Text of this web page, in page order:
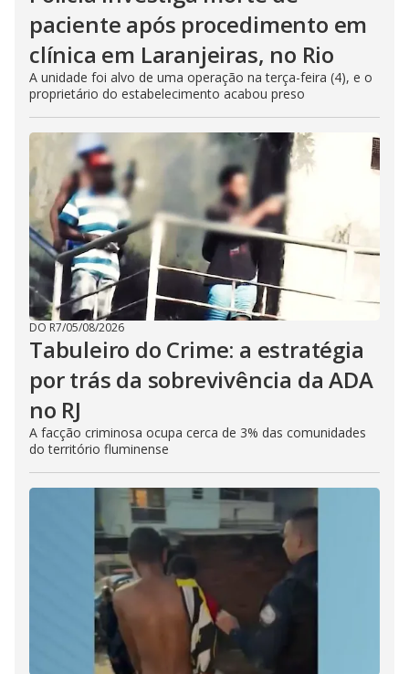
paciente após procedimento em
clínica em Laranjeiras, no Rio
A unidade foi alvo de uma operação na terça-feira (4), e o
proprietário do estabelecimento acabou preso
DO R7/05/08/2026
Tabuleiro do Crime: a estratégia
por trás da sobrevivência da ADA
no RJ
A facção criminosa ocupa cerca de 3% das comunidades
do território fluminense